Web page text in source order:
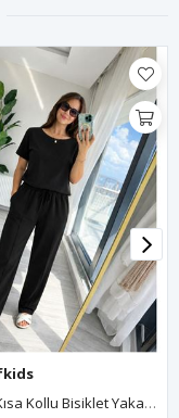
Kadın Kısa Kollu Bisiklet Yakalı Viskon Iki Iplik Bluz Ve Pantolon Ikili Takım